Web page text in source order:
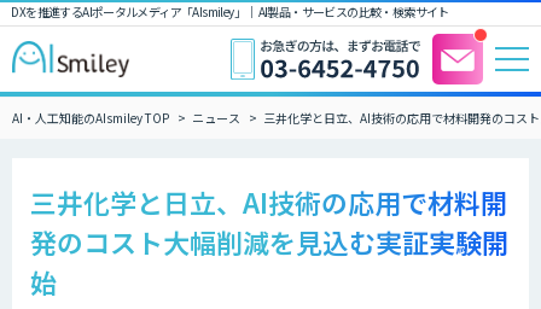
DXを推進するAIポータルメディア「AIsmiley」｜ AI製品・サービスの比較・検索サイト
AI・人工知能のAIsmiley TOP ニュース 三井化学と日立、AI技術の応用で材料開発のコス
三井化学と日立、AI技術の応用で材料開
発のコスト大幅削減を見込む実証実験開
始